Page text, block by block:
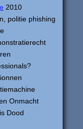
2010
politie phishing
Onmacht
Dood